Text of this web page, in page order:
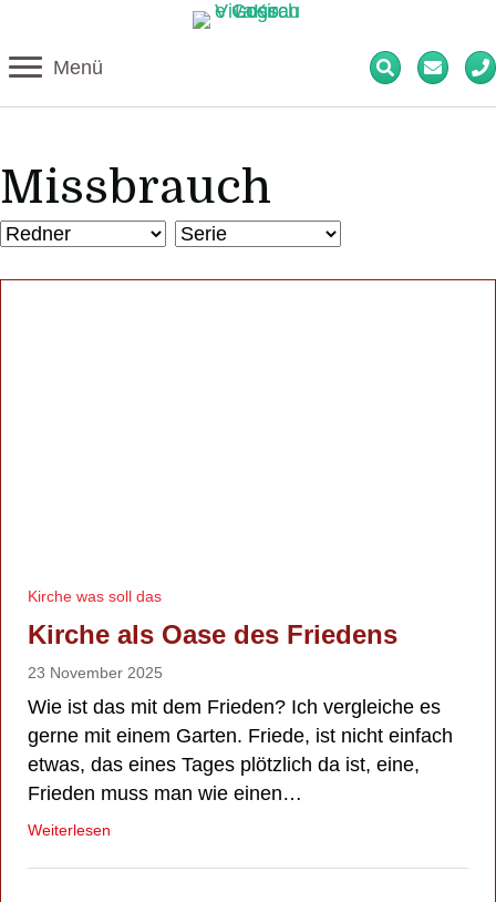
Menü
Missbrauch
Kirche was soll das
Kirche als Oase des Friedens
23 November 2025
Wie ist das mit dem Frieden? Ich vergleiche es
gerne mit einem Garten. Friede, ist nicht einfach
etwas, das eines Tages plötzlich da ist, eine,
Frieden muss man wie einen…
Weiterlesen